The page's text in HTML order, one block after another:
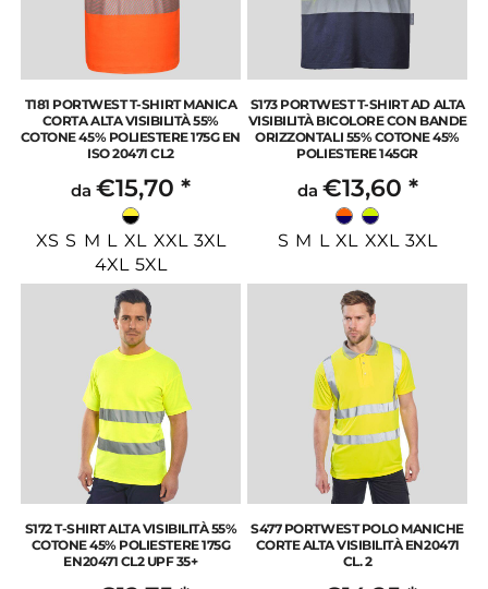
T181 PORTWEST T-SHIRT MANICA
CORTA ALTA VISIBILITÀ 55%
COTONE 45% POLIESTERE 175G EN
ISO 20471 CL2
da €15,70 *
XS S M L XL XXL 3XL
4XL 5XL
S173 PORTWEST T-SHIRT AD ALTA
VISIBILITÀ BICOLORE CON BANDE
ORIZZONTALI 55% COTONE 45%
POLIESTERE 145GR
da €13,60 *
S M L XL XXL 3XL
S172 T-SHIRT ALTA VISIBILITÀ 55%
COTONE 45% POLIESTERE 175G
EN20471 CL2 UPF 35+
S477 PORTWEST POLO MANICHE
CORTE ALTA VISIBILITÀ EN20471
CL. 2